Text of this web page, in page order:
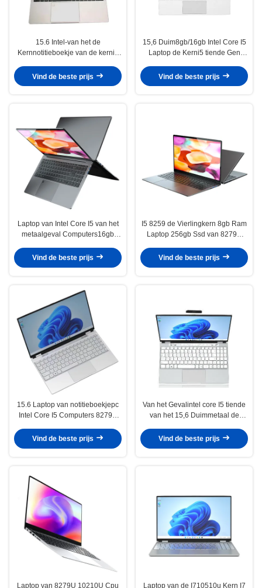
15.6 Intel-van het de
Kernnotitieboekje van de kerni5
DDR48GB SSD256GB
Vind de beste prijs
15,6 Duim8gb/16gb Intel Core I5
Laptop de Kerni5 tiende Gen
Computersgokken
Vind de beste prijs
Laptop van Intel Core I5 van het
metaalgeval Computers16gb
Vind de beste prijs
I5 8259 de Vierlingkern 8gb Ram
Laptop 256gb Ssd van 8279U
Duimkern I5 Computer
Vind de beste prijs
15.6 Laptop van notitieboekjepc
Intel Core I5 Computers 8279U
Vind de beste prijs
Van het Gevalintel core I5 tiende
van het 15,6 Duimmetaal de
Vind de beste prijs
Laptop van 8279U 10210U Cpu
Laptop van de I710510u Kern I7